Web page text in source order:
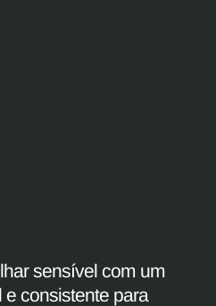
sensível com um
consistente para